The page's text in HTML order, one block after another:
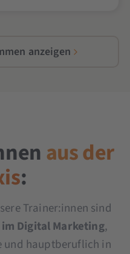
anzeigen
aus der
:
Trainer:innen sind
Digital Marketing,
und hauptberuflich in